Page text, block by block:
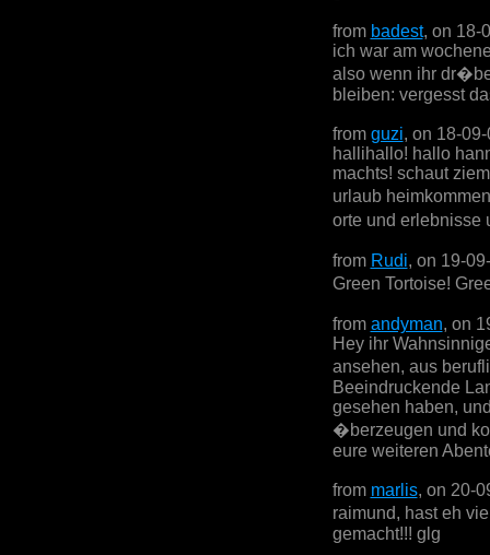
from badest, on 18-
ich war am
also wenn ihr
bleiben: vergesst
from guzi, on 18-
hallihallo! hallo
machts! schaut
urlaub
orte und
from Rudi, on 19-
Green Tortoise!
from andyman, on
Hey ihr
ansehen, aus
Beeindruckende
gesehen haben,
�berzeugen und
eure weiteren
from marlis, on 20-
raimund, hast eh
gemacht!!! glg